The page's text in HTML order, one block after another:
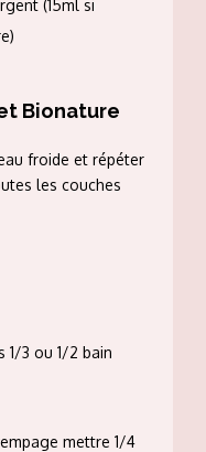
(15ml si
Bionature
froide et répéter
les couches
1/3 ou 1/2 bain
mettre 1/4